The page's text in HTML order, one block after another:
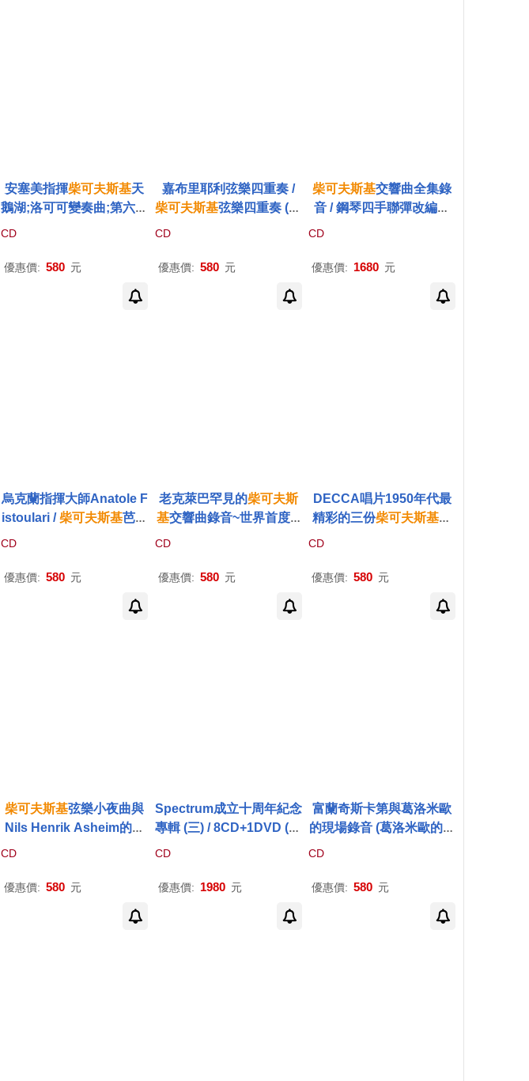
安塞美指揮柴可夫斯基天
鵝湖;洛可可變奏曲;第六號
交響曲”悲愴” (世界首度C
/ Tchaikovsky: Swan La
Symphony No. 6 ‘Pathét
CD
優惠價: 580 元
嘉布里耶利弦樂四重奏 /
柴可夫斯基弦樂四重奏 (愛
迪生唱片大獎得獎名盤)(T
tets Nos. 1-3; Souvenir d
CD
優惠價: 580 元
柴可夫斯基交響曲全集錄
音 / 鋼琴四手聯彈改編版
(世界首度錄音)(Peter Tch
mphonies for piano 4 ha
CD
優惠價: 1680 元
烏克蘭指揮大師Anatole F
istoulari /柴可夫斯基芭蕾
音樂的指揮傳奇 (世界首度
erenade; Ballet Music /
CD
優惠價: 580 元
老克萊巴罕見的柴可夫斯
基交響曲錄音~世界首度C
D發行 (2CD)(Tchaikovsk
6; Violin Concerto / Klei
CD
優惠價: 580 元
DECCA唱片1950年代最
精彩的三份柴可夫斯基錄
音 (2CD)(Tchaikovsky: S
Hans Schmidt-Issersted
CD
優惠價: 580 元
柴可夫斯基弦樂小夜曲與
Nils Henrik Asheim的名
曲”歌中歌”(Asheim: Høg
erenade)
CD
優惠價: 580 元
Spectrum成立十周年紀念
專輯 (三) / 8CD+1DVD (鄭
京和演奏西貝流士與
全曲錄影)((Spectrum So
NIVERSARY (Vol.3) / 8C
CD
優惠價: 1980 元
富蘭奇斯卡第與葛洛米歐
的現場錄音 (葛洛米歐的柴
可夫斯基
und) Zino Francescatti
Recordings in 1958 & 19
CD
優惠價: 580 元